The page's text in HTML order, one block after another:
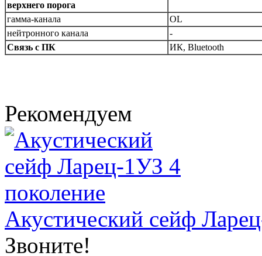
верхнего порога
гамма-канала
OL
нейтронного канала
-
Связь с ПК
ИК, Bluetooth
Рекомендуем
Акустический сейф
Звоните!